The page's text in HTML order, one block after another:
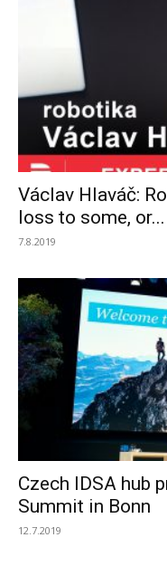
Václav Hlaváč:
loss to some, or...
7.8.2019
Czech IDSA hub
Summit in Bonn
12.7.2019